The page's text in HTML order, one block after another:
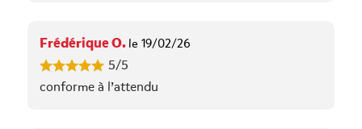
Frédérique O. le 19/02/26
5/5
conforme à l’attendu